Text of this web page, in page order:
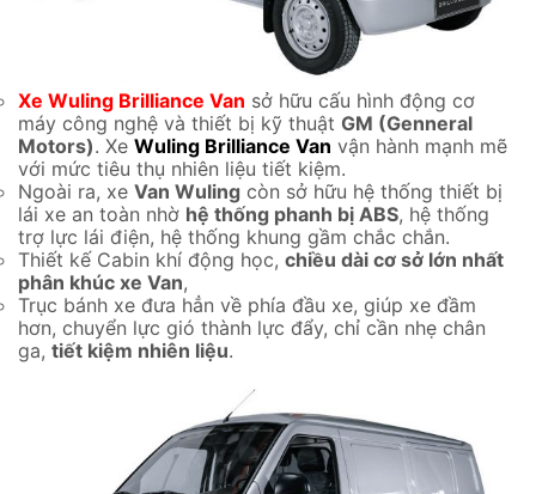
Xe Wuling Brilliance Van sở hữu cấu hình động cơ
máy công nghệ và thiết bị kỹ thuật GM (Genneral
Motors). Xe Wuling Brilliance Van vận hành mạnh mẽ
với mức tiêu thụ nhiên liệu tiết kiệm.
Ngoài ra, xe Van Wuling còn sở hữu hệ thống thiết bị
lái xe an toàn nhờ hệ thống phanh bị ABS, hệ thống
trợ lực lái điện, hệ thống khung gầm chắc chắn.
Thiết kế Cabin khí động học, chiều dài cơ sở lớn nhất
phân khúc xe Van,
Trục bánh xe đưa hẳn về phía đầu xe, giúp xe đầm
hơn, chuyển lực gió thành lực đẩy, chỉ cần nhẹ chân
ga, tiết kiệm nhiên liệu.